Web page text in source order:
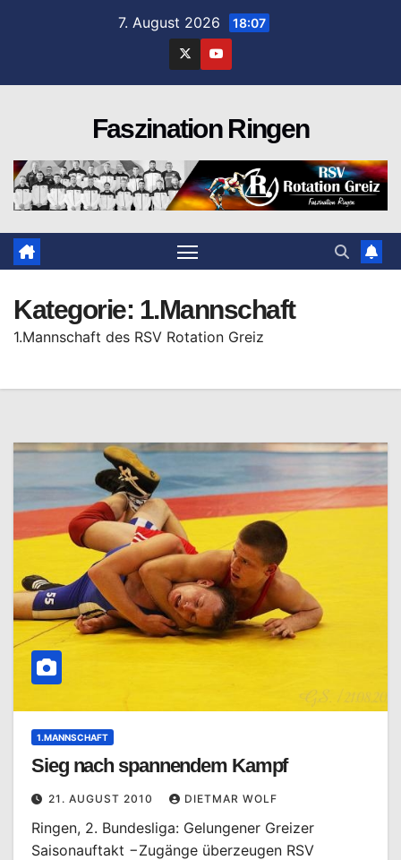
7. August 2026 18:07
Faszination Ringen
Kategorie: 1.Mannschaft
1.Mannschaft des RSV Rotation Greiz
1.MANNSCHAFT
Sieg nach spannendem Kampf
21. AUGUST 2010 DIETMAR WOLF
Ringen, 2. Bundesliga: Gelungener Greizer
Saisonauftakt −Zugänge überzeugen RSV